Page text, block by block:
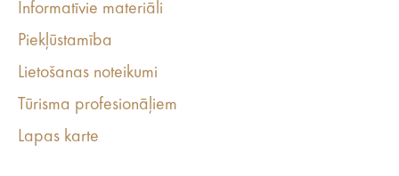
Informatīvie materiāli
Piekļūstamība
Lietošanas noteikumi
Tūrisma profesionāļiem
Lapas karte